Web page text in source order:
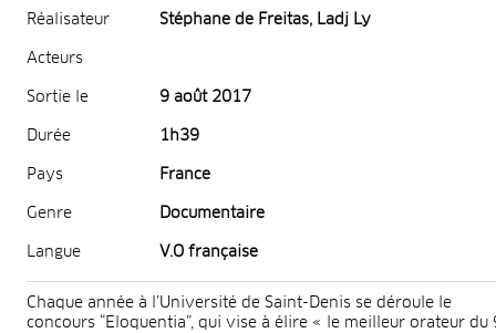
Réalisateur Stéphane de Freitas, Ladj Ly
Acteurs
Sortie le 9 août 2017
Durée 1h39
Pays France
Genre Documentaire
Langue V.O française
Chaque année à l’Université de Saint-Denis se déroule le
concours “Eloquentia”, qui vise à élire « le meilleur orateur du